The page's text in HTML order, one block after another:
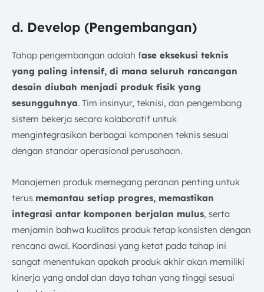
d. Develop (Pengembangan)
Tahap pengembangan adalah fase eksekusi teknis
yang paling intensif, di mana seluruh rancangan
desain diubah menjadi produk fisik yang
sesungguhnya. Tim insinyur, teknisi, dan pengembang
sistem bekerja secara kolaboratif untuk
mengintegrasikan berbagai komponen teknis sesuai
dengan standar operasional perusahaan.
Manajemen produk memegang peranan penting untuk
terus memantau setiap progres, memastikan
integrasi antar komponen berjalan mulus, serta
menjamin bahwa kualitas produk tetap konsisten dengan
rencana awal. Koordinasi yang ketat pada tahap ini
sangat menentukan apakah produk akhir akan memiliki
kinerja yang andal dan daya tahan yang tinggi sesuai